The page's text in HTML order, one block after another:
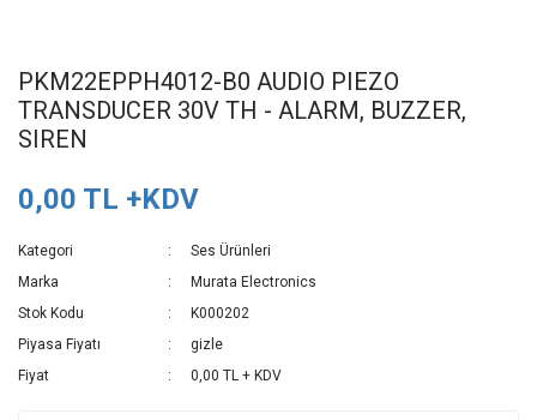
PKM22EPPH4012-B0 AUDIO PIEZO
TRANSDUCER 30V TH - ALARM, BUZZER,
SIREN
0,00 TL +KDV
Kategori
Ses Ürünleri
Marka
Murata Electronics
Stok Kodu
K000202
Piyasa Fiyatı
gizle
Fiyat
0,00 TL + KDV